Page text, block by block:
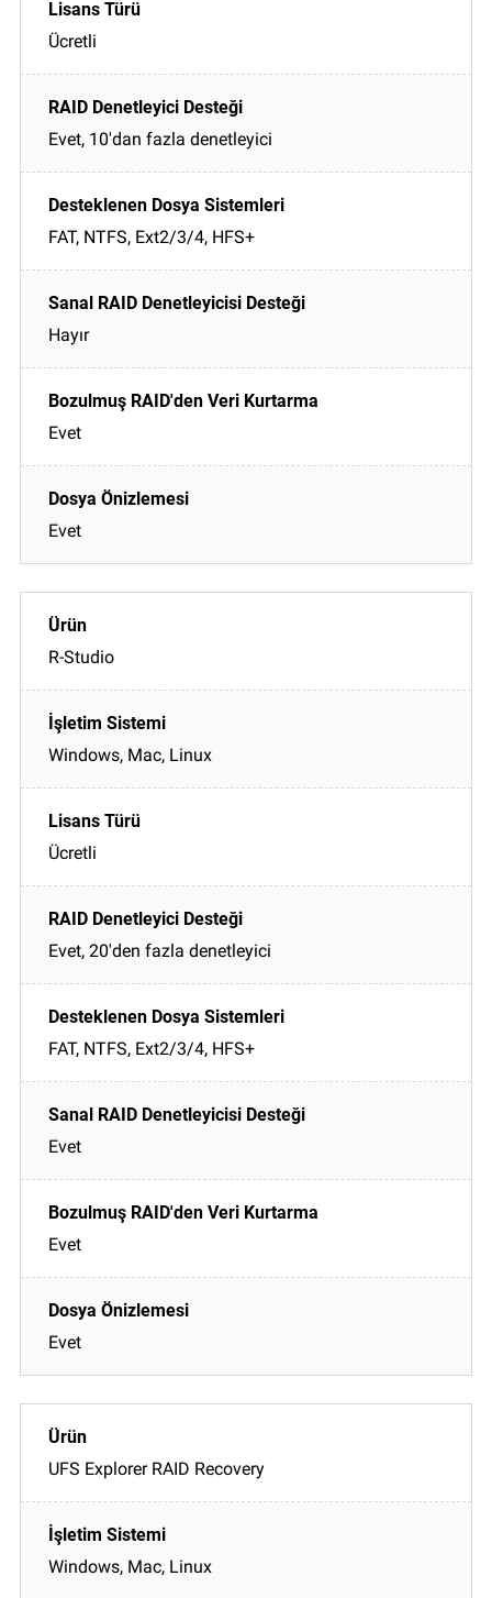
Ücretli
Evet, 10'dan fazla denetleyici
FAT, NTFS, Ext2/3/4, HFS+
Hayır
Evet
Evet
R-Studio
Windows, Mac, Linux
Ücretli
Evet, 20'den fazla denetleyici
FAT, NTFS, Ext2/3/4, HFS+
Evet
Evet
Evet
UFS Explorer RAID Recovery
Windows, Mac, Linux